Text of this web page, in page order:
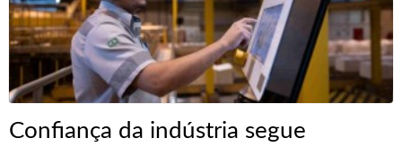
Confiança da indústria segue